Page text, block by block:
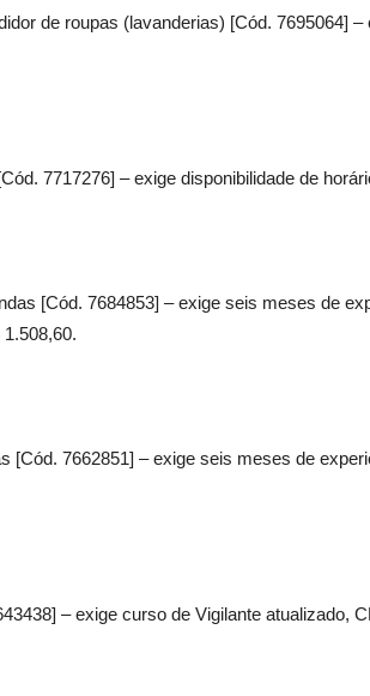
de roupas (lavanderias) [Cód. 7695064]
7717276] – exige disponibilidade de
[Cód. 7684853] – exige seis meses de
7662851] – exige seis meses de
– exige curso de Vigilante atualizado,